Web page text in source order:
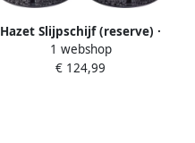
Hazet Slijpschijf (reserve) ·
200 mm 4960-0200 2 · 2-
delig
1 webshop
€ 124,99